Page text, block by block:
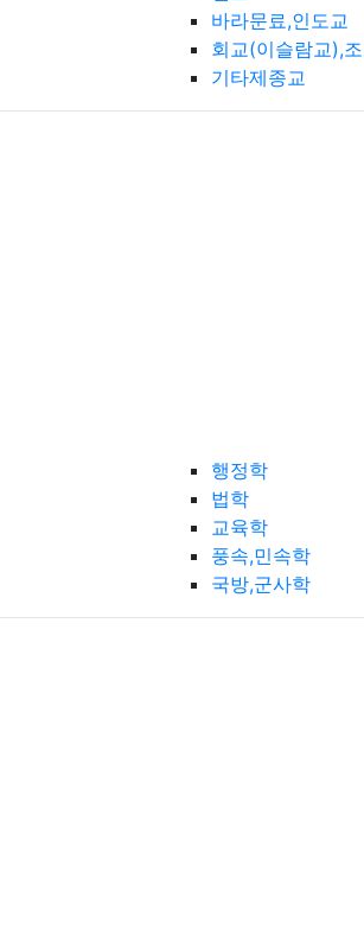
바라문료,인도교
회교(이슬람교),
기타제종교
행정학
법학
교육학
풍속,민속학
국방,군사학